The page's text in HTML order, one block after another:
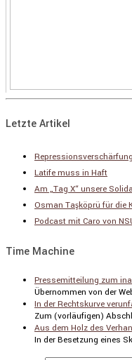
Letzte Artikel
Latife muss in Haft
Am „Tag X“ unsere
Osman Taşköprü für die
Podcast mit Caro von
Time Machine
Pressemitteilung zum
Übernommen von der
In der Rechtskurve
Zum (vorläu­figen)
Aus dem Holz des
In der Beset­zung eines